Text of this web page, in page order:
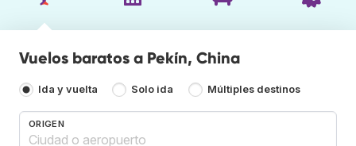
Vuelos baratos a Pekín, China
Ida y vuelta Solo ida Múltiples destinos
ORIGEN